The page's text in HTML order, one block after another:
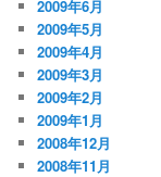
2009年6月
2009年5月
2009年4月
2009年3月
2009年2月
2009年1月
2008年12月
2008年11月